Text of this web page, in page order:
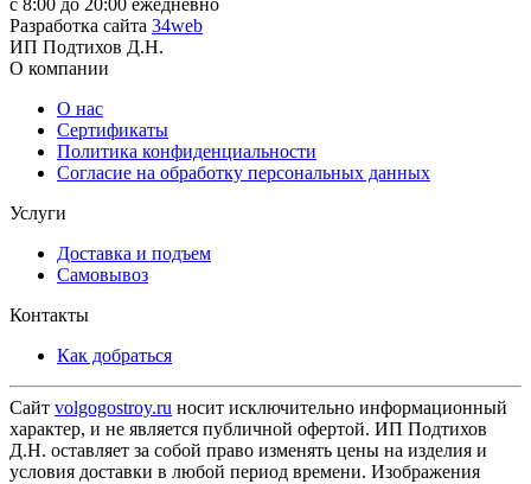
Разработка сайта 34web
ИП Подтихов Д.Н.
О компании
О нас
Сертификаты
Политика конфиденциальности
Согласие на обработку персональных данных
Услуги
Доставка и подъем
Самовывоз
Контакты
Как добраться
Сайт volgogostroy.ru носит исключительно информационный
характер, и не является публичной офертой. ИП Подтихов
Д.Н. оставляет за собой право изменять цены на изделия и
условия доставки в любой период времени. Изображения